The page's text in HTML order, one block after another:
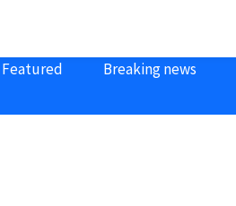
Featured Breaking news